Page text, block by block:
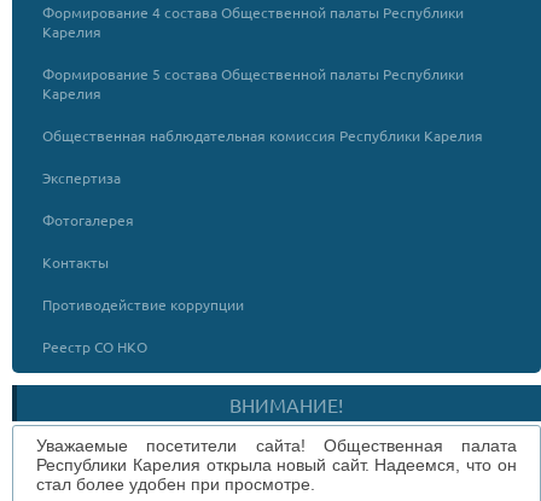
Формирование 4 состава Общественной палаты Республики
Карелия
Формирование 5 состава Общественной палаты Республики
Карелия
Общественная наблюдательная комиссия Республики Карелия
Экспертиза
Фотогалерея
Контакты
Противодействие коррупции
Реестр СО НКО
ВНИМАНИЕ!
Уважаемые посетители сайта! Общественная палата
Республики Карелия открыла новый сайт. Надеемся, что он
стал более удобен при просмотре.